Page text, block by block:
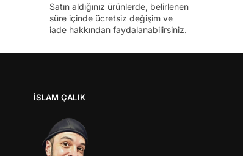
Satın aldığınız ürünlerde, belirlenen
süre içinde ücretsiz değişim ve
iade hakkından faydalanabilirsiniz.
İSLAM ÇALIK